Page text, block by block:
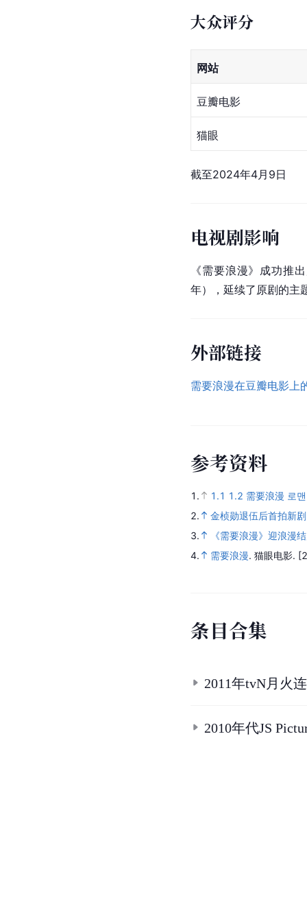
大众评分
网站
豆瓣电影
猫眼
截至2024年4月9日
电视剧影响
《需要浪漫》成功推
年），延续了原剧的主
外部链接
需要浪漫在豆瓣电影上
参考资料
1. 1.1 1.2 需要浪漫 로
2.
金桢勋退伍后首拍新
3.
《需要浪漫》迎浪漫
4.
需要浪漫. 猫眼电影.
条目合集
2011年tvN月火
2010年代JS